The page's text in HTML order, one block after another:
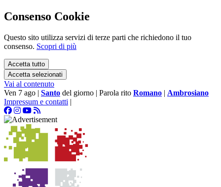
Consenso Cookie
Questo sito utilizza servizi di terze parti che richiedono il tuo
consenso. Scopri di più
Accetta tutto
Accetta selezionati
Vai al contenuto
Ven 7 ago | Santo del giorno | Parola rito Romano | Ambrosiano
Impressum e contatti |